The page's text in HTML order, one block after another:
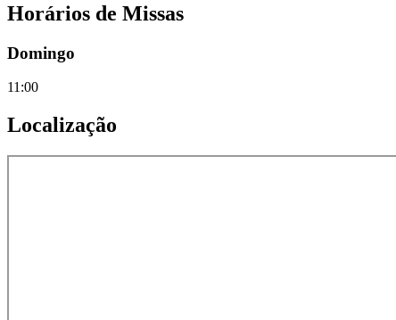
Horários de Missas
Domingo
11:00
Localização